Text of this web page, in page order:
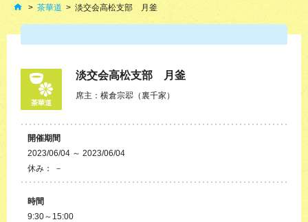
茶華道 淡交会高松支部 月釜
茶華道
淡交会高松支部 月釜
席主：横倉宗翆（裏千家）
開催期間
2023/06/04 ～ 2023/06/04
休み： －
時間
9:30～15:00